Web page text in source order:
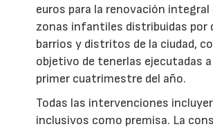
euros para la renovación integral
zonas infantiles distribuidas
barrios y distritos de la ciudad,
objetivo de tenerlas ejecutadas
primer cuatrimestre del año.
Todas las intervenciones
inclusivos como premisa. La